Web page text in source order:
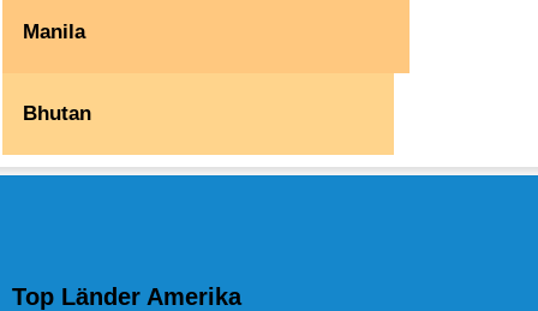
Manila
Bhutan
Top Länder Amerika